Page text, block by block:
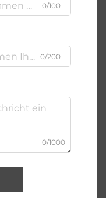
0/100
0/200
0/1000